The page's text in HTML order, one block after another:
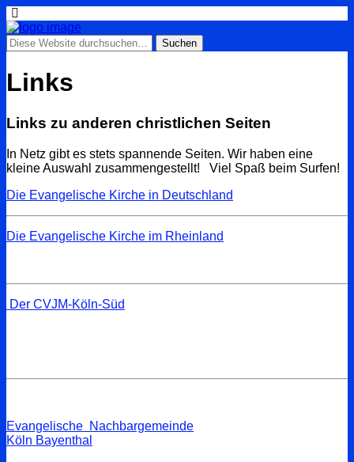
Links
Links zu anderen christlichen Seiten
In Netz gibt es stets spannende Seiten. Wir haben eine
kleine Auswahl zusammengestellt! Viel Spaß beim Surfen!
Die Evangelische Kirche in Deutschland
Die Evangelische Kirche im Rheinland
Der CVJM-Köln-Süd
Evangelische Nachbargemeinde
Köln Bayenthal